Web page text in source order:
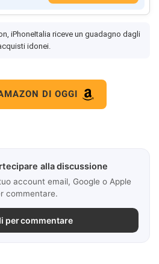
iPhoneItalia riceve un guadagno dagli
idonei.
DI OGGI
alla discussione
account email, Google o Apple
commentare.
per commentare